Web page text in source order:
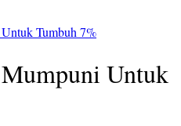
Tumbuh 7%
Untuk